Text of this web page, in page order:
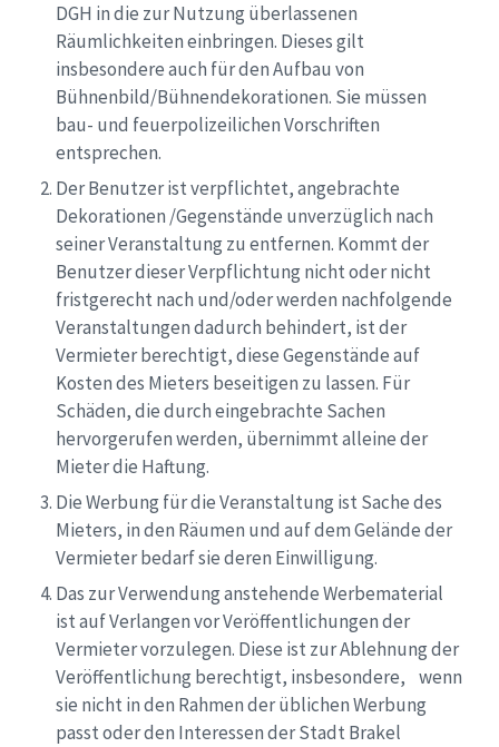
DGH in die zur Nutzung überlassenen
Räumlichkeiten einbringen. Dieses gilt
insbesondere auch für den Aufbau von
Bühnenbild/Bühnendekorationen. Sie müssen
bau- und feuerpolizeilichen Vorschriften
entsprechen.
Der Benutzer ist verpflichtet, angebrachte
Dekorationen /Gegenstände unverzüglich nach
seiner Veranstaltung zu entfernen. Kommt der
Benutzer dieser Verpflichtung nicht oder nicht
fristgerecht nach und/oder werden nachfolgende
Veranstaltungen dadurch behindert, ist der
Vermieter berechtigt, diese Gegenstände auf
Kosten des Mieters beseitigen zu lassen. Für
Schäden, die durch eingebrachte Sachen
hervorgerufen werden, übernimmt alleine der
Mieter die Haftung.
Die Werbung für die Veranstaltung ist Sache des
Mieters, in den Räumen und auf dem Gelände der
Vermieter bedarf sie deren Einwilligung.
Das zur Verwendung anstehende Werbematerial
ist auf Verlangen vor Veröffentlichungen der
Vermieter vorzulegen. Diese ist zur Ablehnung der
Veröffentlichung berechtigt, insbesondere, wenn
sie nicht in den Rahmen der üblichen Werbung
passt oder den Interessen der Stadt Brakel